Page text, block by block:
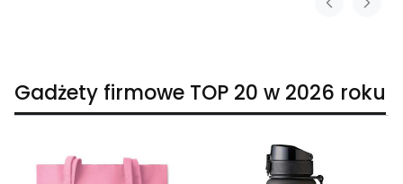
Gadżety firmowe TOP 20 w 2026 roku